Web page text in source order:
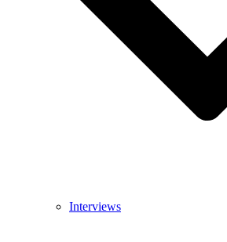
Interviews